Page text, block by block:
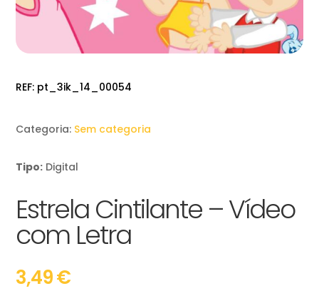
REF: pt_3ik_14_00054
Categoria: Sem categoria
Tipo: Digital
Estrela Cintilante – Vídeo
com Letra
3,49€